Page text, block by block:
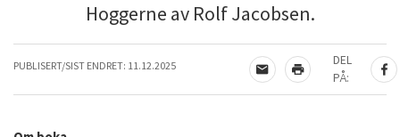
Hoggerne av Rolf Jacobsen.
PUBLISERT/SIST ENDRET: 11.12.2025
TIPS EN VENN
SKRIV UT
DEL
PÅ: